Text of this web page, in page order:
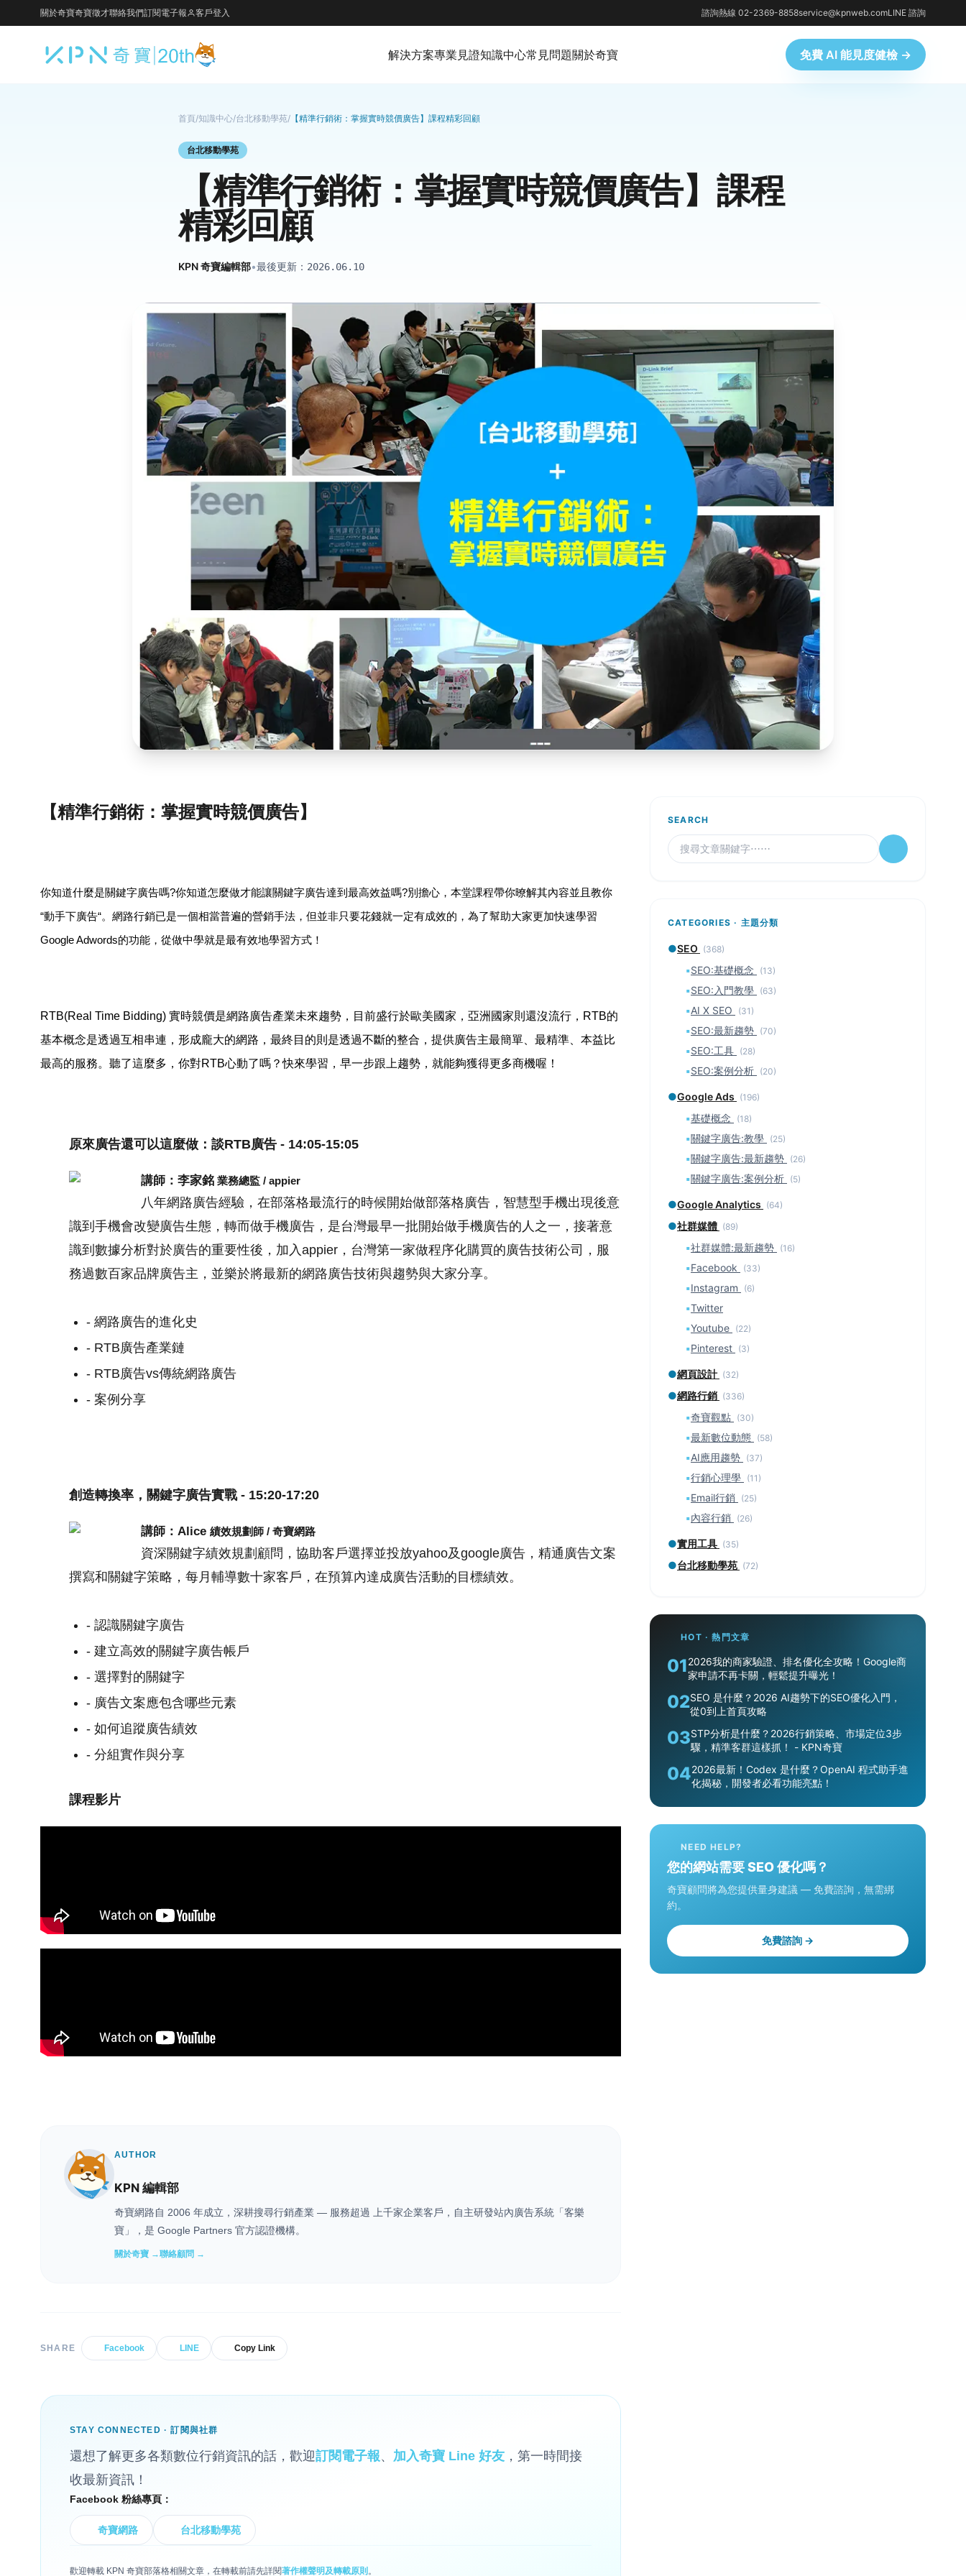
關於奇寶奇寶徵才聯絡我們訂閱電子報 客戶登入 諮詢熱線 02-2369-8858service@kpnweb.comLINE 諮詢
解決方案專業見證知識中心常見問題關於奇寶 免費 AI 能見度健檢 →
首頁/知識中心/台北移動學苑/ 【精準行銷術：掌握實時競價廣告】課程精彩回顧
台北移動學苑
【精準行銷術：掌握實時競價廣告】課程
精彩回顧
KPN 奇寶編輯部•最後更新： 2026.06.10
【精準行銷術：掌握實時競價廣告】
你知道什麼是關鍵字廣告嗎?你知道怎麼做才能讓關鍵字廣告達到最高效益嗎?別擔心，本堂課程帶你暸解其內容並且教你
“動手下廣告“。網路行銷已是一個相當普遍的營銷手法，但並非只要花錢就一定有成效的，為了幫助大家更加快速學習
Google Adwords的功能，從做中學就是最有效地學習方式！
RTB(Real Time Bidding) 實時競價是網路廣告產業未來趨勢，目前盛行於歐美國家，亞洲國家則還沒流行，RTB的
基本概念是透過互相串連，形成龐大的網路，最終目的則是透過不斷的整合，提供廣告主最簡單、最精準、本益比
最高的服務。聽了這麼多，你對RTB心動了嗎？快來學習，早一步跟上趨勢，就能夠獲得更多商機喔！
原來廣告還可以這麼做：談RTB廣告 - 14:05-15:05
講師：李家銘 業務總監 / appier
八年網路廣告經驗，在部落格最流行的時候開始做部落格廣告，智慧型手機出現後意
識到手機會改變廣告生態，轉而做手機廣告，是台灣最早一批開始做手機廣告的人之一，接著意
識到數據分析對於廣告的重要性後，加入appier，台灣第一家做程序化購買的廣告技術公司，服
務過數百家品牌廣告主，並樂於將最新的網路廣告技術與趨勢與大家分享。
- 網路廣告的進化史
- RTB廣告產業鏈
- RTB廣告vs傳統網路廣告
- 案例分享
創造轉換率，關鍵字廣告實戰 - 15:20-17:20
講師：Alice 績效規劃師 / 奇寶網路
資深關鍵字績效規劃顧問，協助客戶選擇並投放yahoo及google廣告，精通廣告文案
撰寫和關鍵字策略，每月輔導數十家客戶，在預算內達成廣告活動的目標績效。
- 認識關鍵字廣告
- 建立高效的關鍵字廣告帳戶
- 選擇對的關鍵字
- 廣告文案應包含哪些元素
- 如何追蹤廣告績效
- 分組實作與分享
課程影片
AUTHOR
KPN 編輯部
奇寶網路自 2006 年成立，深耕搜尋行銷產業 — 服務超過 上千家企業客戶，自主研發站內廣告系統「客樂
寶」，是 Google Partners 官方認證機構。
關於奇寶 →聯絡顧問 →
SHARE Facebook LINE Copy Link
STAY CONNECTED · 訂閱與社群
還想了解更多各類數位行銷資訊的話，歡迎訂閱電子報、 加入奇寶 Line 好友 ，第一時間接
收最新資訊！
Facebook 粉絲專頁：
奇寶網路 台北移動學苑
歡迎轉載 KPN 奇寶部落格相關文章，在轉載前請先詳閱著作權聲明及轉載原則 。
SEARCH
CATEGORIES · 主題分類
●SEO (368)
▪SEO:基礎概念 (13)
▪SEO:入門教學 (63)
▪AI X SEO (31)
▪SEO:最新趨勢 (70)
▪SEO:工具 (28)
▪SEO:案例分析 (20)
●Google Ads (196)
▪基礎概念 (18)
▪關鍵字廣告:教學 (25)
▪關鍵字廣告:最新趨勢 (26)
▪關鍵字廣告:案例分析 (5)
●Google Analytics (64)
●社群媒體 (89)
▪社群媒體:最新趨勢 (16)
▪Facebook (33)
▪Instagram (6)
▪Twitter
▪Youtube (22)
▪Pinterest (3)
●網頁設計 (32)
●網路行銷 (336)
▪奇寶觀點 (30)
▪最新數位動態 (58)
▪AI應用趨勢 (37)
▪行銷心理學 (11)
▪Email行銷 (25)
▪內容行銷 (26)
●實用工具 (35)
●台北移動學苑 (72)
HOT · 熱門文章
012026我的商家驗證、排名優化全攻略！Google商
家申請不再卡關，輕鬆提升曝光！
02SEO 是什麼？2026 AI趨勢下的SEO優化入門，
從0到上首頁攻略
03STP分析是什麼？2026行銷策略、市場定位3步
驟，精準客群這樣抓！ - KPN奇寶
042026最新！Codex 是什麼？OpenAI 程式助手進
化揭秘，開發者必看功能亮點！
NEED HELP?
您的網站需要 SEO 優化嗎？
奇寶顧問將為您提供量身建議 — 免費諮詢，無需綁
約。
免費諮詢 →